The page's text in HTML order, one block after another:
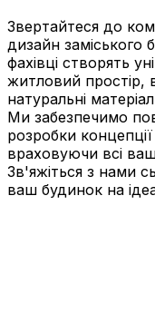
Звертайтеся до
дизайн заміського
фахівці створять
житловий простір,
натуральні
Ми забезпечимо
розробки
враховуючи всі
Зв'яжіться з нами
ваш будинок на